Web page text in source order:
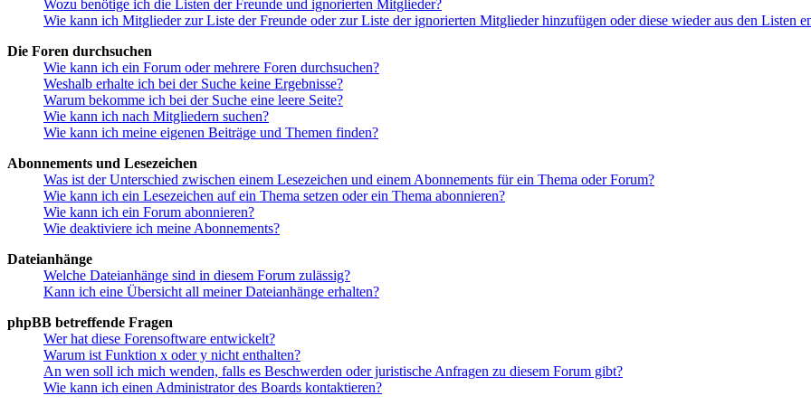
Wozu benötige ich die Listen der Freunde und ignorierten Mitglieder?
Wie kann ich Mitglieder zur Liste der Freunde oder zur Liste der ignorierten Mitglieder hinzufügen oder diese wieder aus den Listen
Die Foren durchsuchen
Wie kann ich ein Forum oder mehrere Foren durchsuchen?
Weshalb erhalte ich bei der Suche keine Ergebnisse?
Warum bekomme ich bei der Suche eine leere Seite?
Wie kann ich nach Mitgliedern suchen?
Wie kann ich meine eigenen Beiträge und Themen finden?
Abonnements und Lesezeichen
Was ist der Unterschied zwischen einem Lesezeichen und einem Abonnements für ein Thema oder Forum?
Wie kann ich ein Lesezeichen auf ein Thema setzen oder ein Thema abonnieren?
Wie kann ich ein Forum abonnieren?
Wie deaktiviere ich meine Abonnements?
Dateianhänge
Welche Dateianhänge sind in diesem Forum zulässig?
Kann ich eine Übersicht all meiner Dateianhänge erhalten?
phpBB betreffende Fragen
Wer hat diese Forensoftware entwickelt?
Warum ist Funktion x oder y nicht enthalten?
An wen soll ich mich wenden, falls es Beschwerden oder juristische Anfragen zu diesem Forum gibt?
Wie kann ich einen Administrator des Boards kontaktieren?